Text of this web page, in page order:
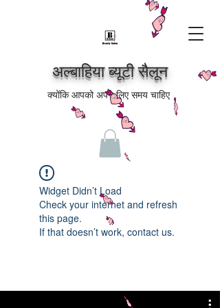
अल्बाहिया ब्यूटी सैलून
क्योंकि आपको अपने लिए समय चाहिए
Widget Didn’t Load
Check your internet and refresh
this page.
If that doesn’t work, contact us.